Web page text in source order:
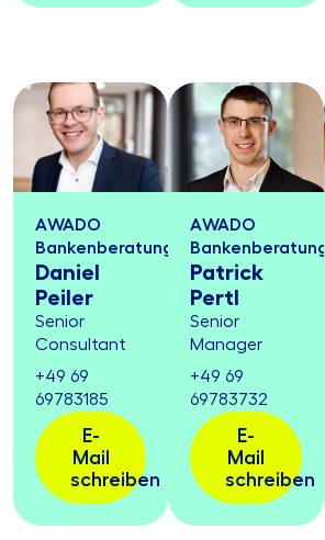
AWADO
Bankenberatung
Daniel
Peiler
Senior
Consultant
+49 69
69783185
E-
Mail
schreiben
AWADO
Bankenberatung
Patrick
Pertl
Senior
Manager
+49 69
69783732
E-
Mail
schreiben